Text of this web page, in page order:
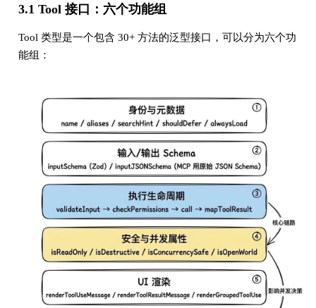
3.1 Tool 接口：六个功能组
Tool 类型是一个包含 30+ 方法的泛型接口，可以分为六个功
能组：